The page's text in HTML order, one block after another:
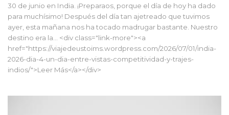
30 de junio en India. ¡Preparaos, porque el día de hoy ha dado
para muchísimo! Después del día tan ajetreado que tuvimos
ayer, esta mañana nos ha tocado madrugar bastante. Nuestro
destino era la... <div class="link-more"><a
href="https://viajedeustoims.wordpress.com/2026/07/01/india-
2026-dia-4-un-dia-entre-vistas-competitividad-y-trajes-
indios/">Leer Más</a></div>